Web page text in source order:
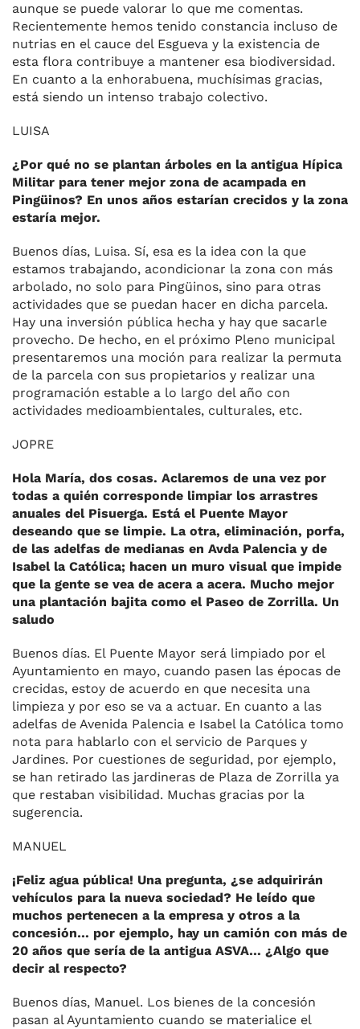
aunque se puede valorar lo que me comentas.
Recientemente hemos tenido constancia incluso de
nutrias en el cauce del Esgueva y la existencia de
esta flora contribuye a mantener esa biodiversidad.
En cuanto a la enhorabuena, muchísimas gracias,
está siendo un intenso trabajo colectivo.
LUISA
¿Por qué no se plantan árboles en la antigua Hípica
Militar para tener mejor zona de acampada en
Pingüinos? En unos años estarían crecidos y la zona
estaría mejor.
Buenos días, Luisa. Sí, esa es la idea con la que
estamos trabajando, acondicionar la zona con más
arbolado, no solo para Pingüinos, sino para otras
actividades que se puedan hacer en dicha parcela.
Hay una inversión pública hecha y hay que sacarle
provecho. De hecho, en el próximo Pleno municipal
presentaremos una moción para realizar la permuta
de la parcela con sus propietarios y realizar una
programación estable a lo largo del año con
actividades medioambientales, culturales, etc.
JOPRE
Hola María, dos cosas. Aclaremos de una vez por
todas a quién corresponde limpiar los arrastres
anuales del Pisuerga. Está el Puente Mayor
deseando que se limpie. La otra, eliminación, porfa,
de las adelfas de medianas en Avda Palencia y de
Isabel la Católica; hacen un muro visual que impide
que la gente se vea de acera a acera. Mucho mejor
una plantación bajita como el Paseo de Zorrilla. Un
saludo
Buenos días. El Puente Mayor será limpiado por el
Ayuntamiento en mayo, cuando pasen las épocas de
crecidas, estoy de acuerdo en que necesita una
limpieza y por eso se va a actuar. En cuanto a las
adelfas de Avenida Palencia e Isabel la Católica tomo
nota para hablarlo con el servicio de Parques y
Jardines. Por cuestiones de seguridad, por ejemplo,
se han retirado las jardineras de Plaza de Zorrilla ya
que restaban visibilidad. Muchas gracias por la
sugerencia.
MANUEL
¡Feliz agua pública! Una pregunta, ¿se adquirirán
vehículos para la nueva sociedad? He leído que
muchos pertenecen a la empresa y otros a la
concesión… por ejemplo, hay un camión con más de
20 años que sería de la antigua ASVA… ¿Algo que
decir al respecto?
Buenos días, Manuel. Los bienes de la concesión
pasan al Ayuntamiento cuando se materialice el